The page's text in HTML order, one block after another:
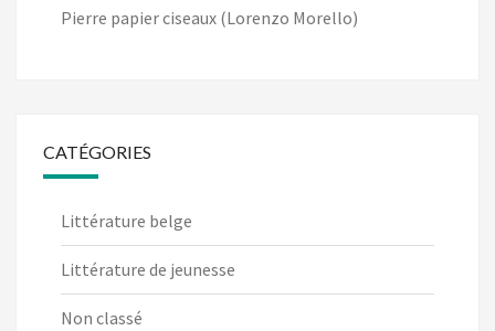
Pierre papier ciseaux (Lorenzo Morello)
CATÉGORIES
Littérature belge
Littérature de jeunesse
Non classé